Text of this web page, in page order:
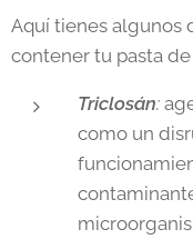
Aquí tienes algunos
contener tu pasta
Triclosán:
como un